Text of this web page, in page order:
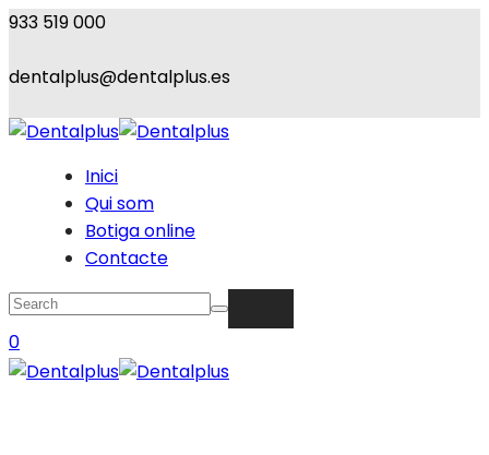
933 519 000
dentalplus@dentalplus.es
Inici
Qui som
Botiga online
Contacte
0